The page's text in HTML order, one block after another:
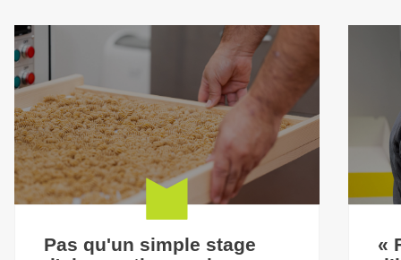
Pas qu'un simple stage
«